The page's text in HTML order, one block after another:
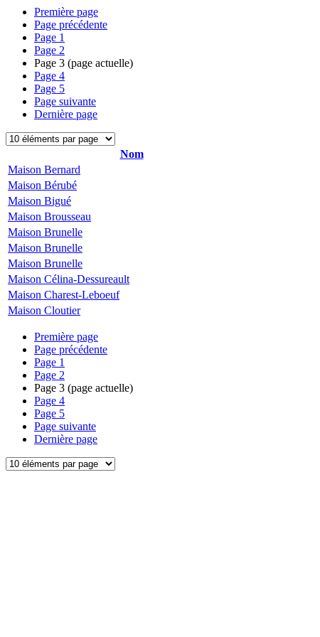
Première page
Page précédente
Page 1
Page 2
Page 3 (page actuelle)
Page 4
Page 5
Page suivante
Dernière page
Nom
Maison Bernard
Maison Bérubé
Maison Bigué
Maison Brousseau
Maison Brunelle
Maison Brunelle
Maison Brunelle
Maison Célina-Dessureault
Maison Charest-Leboeuf
Maison Cloutier
Première page
Page précédente
Page 1
Page 2
Page 3 (page actuelle)
Page 4
Page 5
Page suivante
Dernière page